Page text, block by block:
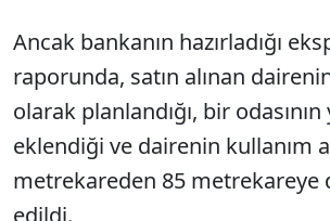
Ancak bankanın hazırladığı
raporunda, satın alınan
olarak planlandığı, bir
eklendiği ve dairenin kullanım
metrekareden 85 metrekareye
edildi.